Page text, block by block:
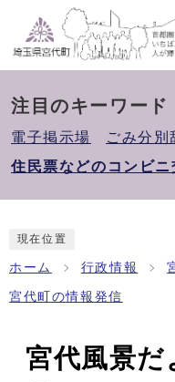
注目のキーワード
電子掲示場
ごみ分別
住民票などのコンビニ
現在位置
ホーム 行政情報
宮代町の情報発信
宮代風景